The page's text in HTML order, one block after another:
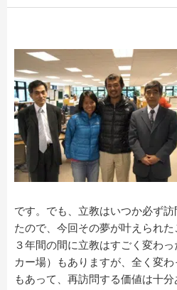
です。でも、立教はいつか必ず
たので、今回その夢が叶えられ
３年間の間に立教はすごく変わ
カー場）もありますが、全く変
もあって、再訪問する価値は十